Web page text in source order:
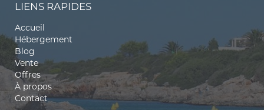
LIENS RAPIDES
Accueil
Hébergement
Blog
Vente
Offres
À propos
Contact